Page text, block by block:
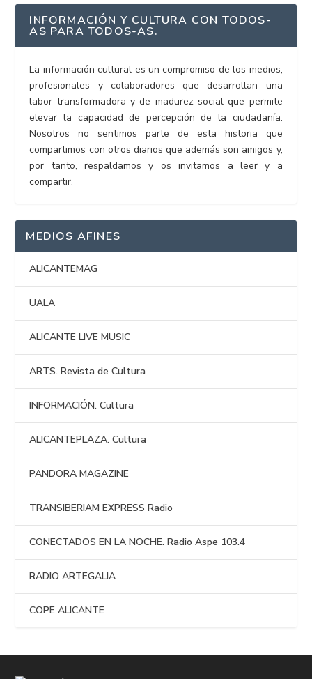
INFORMACIÓN Y CULTURA CON TODOS-
AS PARA TODOS-AS.
La información cultural es un compromiso de los medios,
profesionales y colaboradores que desarrollan una
labor transformadora y de madurez social que permite
elevar la capacidad de percepción de la ciudadanía.
Nosotros no sentimos parte de esta historia que
compartimos con otros diarios que además son amigos y,
por tanto, respaldamos y os invitamos a leer y a
compartir.
MEDIOS AFINES
ALICANTEMAG
UALA
ALICANTE LIVE MUSIC
ARTS. Revista de Cultura
INFORMACIÓN. Cultura
ALICANTEPLAZA. Cultura
PANDORA MAGAZINE
TRANSIBERIAM EXPRESS Radio
CONECTADOS EN LA NOCHE. Radio Aspe 103.4
RADIO ARTEGALIA
COPE ALICANTE